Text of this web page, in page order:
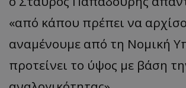
«από κάπου πρέπει να
αναμένουμε από τη Νομική
προτείνει το ύψος με βάση